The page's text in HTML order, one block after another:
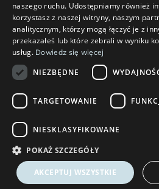
Rzeplin, ul. Gen.
naszego ruchu. Udostępniamy również
korzystasz z naszej witryny, naszym
analitycznym, którzy mogą łączyć je z
przekazałeś lub które zebrali w wyniku
usług. Dowiedz się więcej
NIEZBĘDNE
TARGETOWANIE
NIESKLASYFIKOWANE
POKAŻ SZCZEGÓŁY
AKCEPTUJ WSZYSTKIE